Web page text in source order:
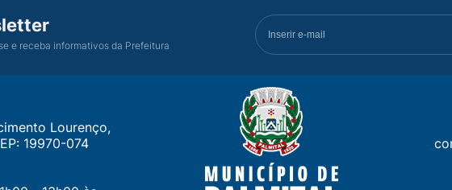
e receba informativos da Prefeitura
Lourenço,
19970-074